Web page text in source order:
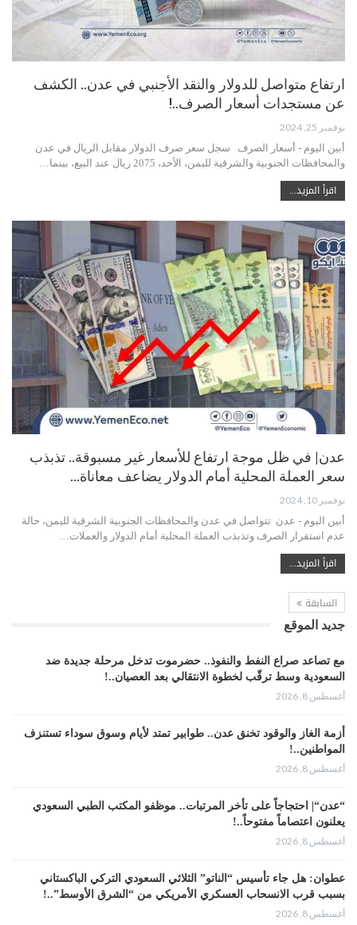
ارتفاع متواصل للدولار والنقد الأجنبي في عدن.. الكشف
عن مستجدات أسعار الصرف..!
نوفمبر 25, 2024
أبين اليوم - أسعار الصرف سجل سعر صرف الدولار مقابل الريال في عدن
والمحافظات الجنوبية والشرقية لليمن، الأحد، 2075 ريال عند البيع، بينما…
اقرأ المزيد...
عدن| في ظل موجة ارتفاع للأسعار غير مسبوقة.. تذبذب
سعر العملة المحلية أمام الدولار يضاعف معاناة…
نوفمبر 10, 2024
أبين اليوم - عدن تتواصل في عدن والمحافظات الجنوبية الشرقية لليمن، حالة
عدم استقرار الصرف وتذبذب العملة المحلية أمام الدولار والعملات…
اقرأ المزيد...
السابقة
جديد الموقع
مع تصاعد صراع النفط والنفوذ.. حضرموت تدخل مرحلة جديدة ضد
السعودية وسط ترقّب لخطوة الانتقالي بعد العصيان..!
أغسطس 8, 2026
أزمة الغاز والوقود تخنق عدن.. طوابير تمتد لأيام وسوق سوداء تستنزف
المواطنين..!
أغسطس 8, 2026
“عدن“| احتجاجاً على تأخر المرتبات.. موظفو المكتب الطبي السعودي
يعلنون اعتصاماً مفتوحاً..!
أغسطس 8, 2026
عطوان: هل جاء تأسيس “الناتو” الثلاثي السعودي التركي الباكستاني
بسبب قرب الانسحاب العسكري الأمريكي من “الشرق الأوسط”..!
أغسطس 8, 2026